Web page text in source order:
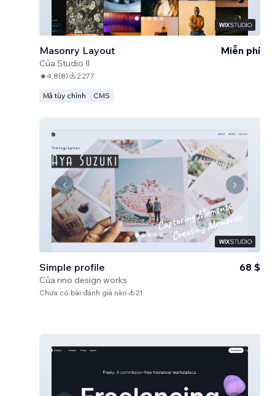
Masonry Layout
Của Studio Il
Miễn phí
4,8(8) 2.277
Mã tùy chỉnh CMS
Simple profile
Của rino design works
68 $
Chưa có bài đánh giá nào 21